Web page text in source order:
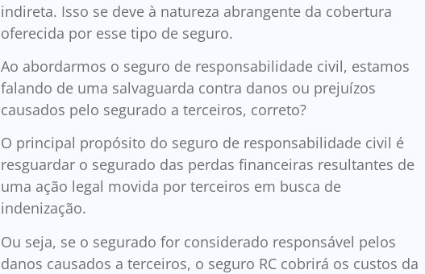
indireta. Isso se deve à natureza abrangente da cobertura
oferecida por esse tipo de seguro.
Ao abordarmos o seguro de responsabilidade civil, estamos
falando de uma salvaguarda contra danos ou prejuízos
causados pelo segurado a terceiros, correto?
O principal propósito do seguro de responsabilidade civil é
resguardar o segurado das perdas financeiras resultantes de
uma ação legal movida por terceiros em busca de
indenização.
Ou seja, se o segurado for considerado responsável pelos
danos causados a terceiros, o seguro RC cobrirá os custos da